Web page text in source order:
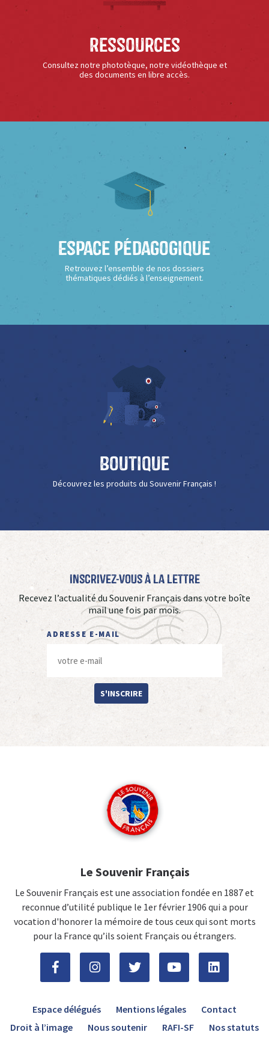
Ressources
Consultez notre phototèque, notre vidéothèque et
des documents en libre accès.
Espace Pédagogique
Retrouvez l’ensemble de nos dossiers
thématiques dédiés à l’enseignement.
Boutique
Découvrez les produits du Souvenir Français !
Inscrivez-vous à La Lettre
Recevez l’actualité du Souvenir Français dans votre boîte
mail une fois par mois.
ADRESSE E-MAIL
S'INSCRIRE
Le Souvenir Français
Le Souvenir Français est une association fondée en 1887 et
reconnue d’utilité publique le 1er février 1906 qui a pour
vocation d'honorer la mémoire de tous ceux qui sont morts
pour la France qu’ils soient Français ou étrangers.
Espace délégués Mentions légales
Contact
Droit à l’image
Nous soutenir RAFI-SF Nos statuts